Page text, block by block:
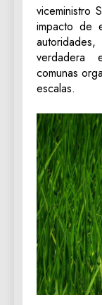
viceministro
impacto de
verdadera
comunas
escalas.